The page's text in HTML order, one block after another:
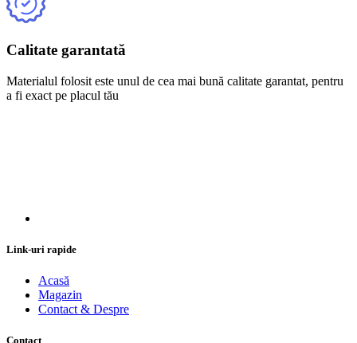
Calitate garantată
Materialul folosit este unul de cea mai bună calitate garantat, pentru
a fi exact pe placul tău
Link-uri rapide
Acasă
Magazin
Contact & Despre
Contact